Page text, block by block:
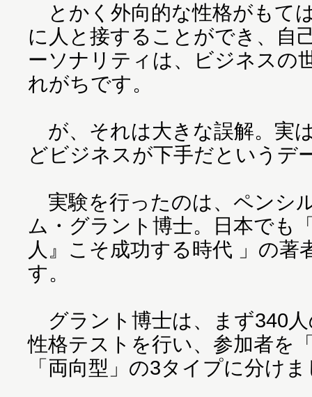
とかく外向的な性格がもて
に人と接することができ、自
ーソナリティは、ビジネスの
れがちです。
が、それは大きな誤解。実
どビジネスが下手だというデ
実験を行ったのは、ペンシ
ム・グラント博士。日本でも
人』こそ成功する時代 」の著
す。
グラント博士は、まず340
性格テストを行い、参加者を
「両向型」の3タイプに分け